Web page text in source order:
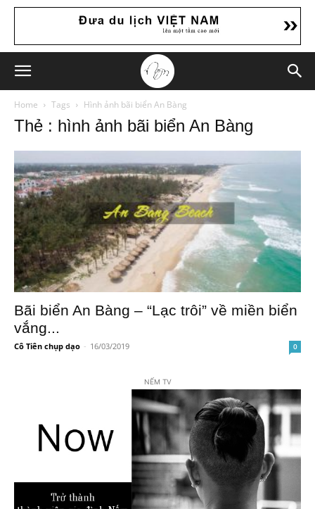
Home Tags Hình ảnh bãi biển An Bàng
Thẻ : hình ảnh bãi biển An Bàng
Bãi biển An Bàng – “Lạc trôi” về miền biển
vắng...
Cô Tiên chụp dạo - 16/03/2019 0
NẾM TV